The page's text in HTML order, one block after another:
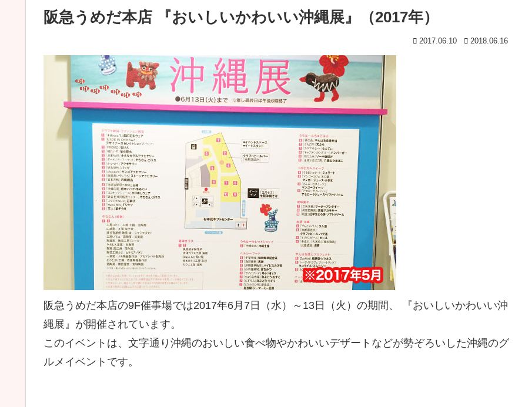
阪急うめだ本店 『おいしいかわいい沖縄展』（2017年）
2017.06.10 2018.06.16
阪急うめだ本店の9F催事場では2017年6月7日（水）～13日（火）の期間、 『おいしいかわいい沖
縄展』が開催されています。
このイベントは、文字通り沖縄のおいしい食べ物やかわいいデザートなどが勢ぞろいした沖縄のグ
ルメイベントです。